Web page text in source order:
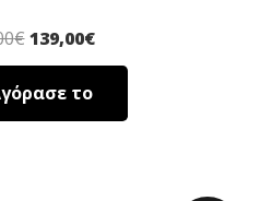
€ 139,00€
το